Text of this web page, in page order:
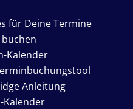
für Deine Termine
Kalender
Anleitung
Kalender